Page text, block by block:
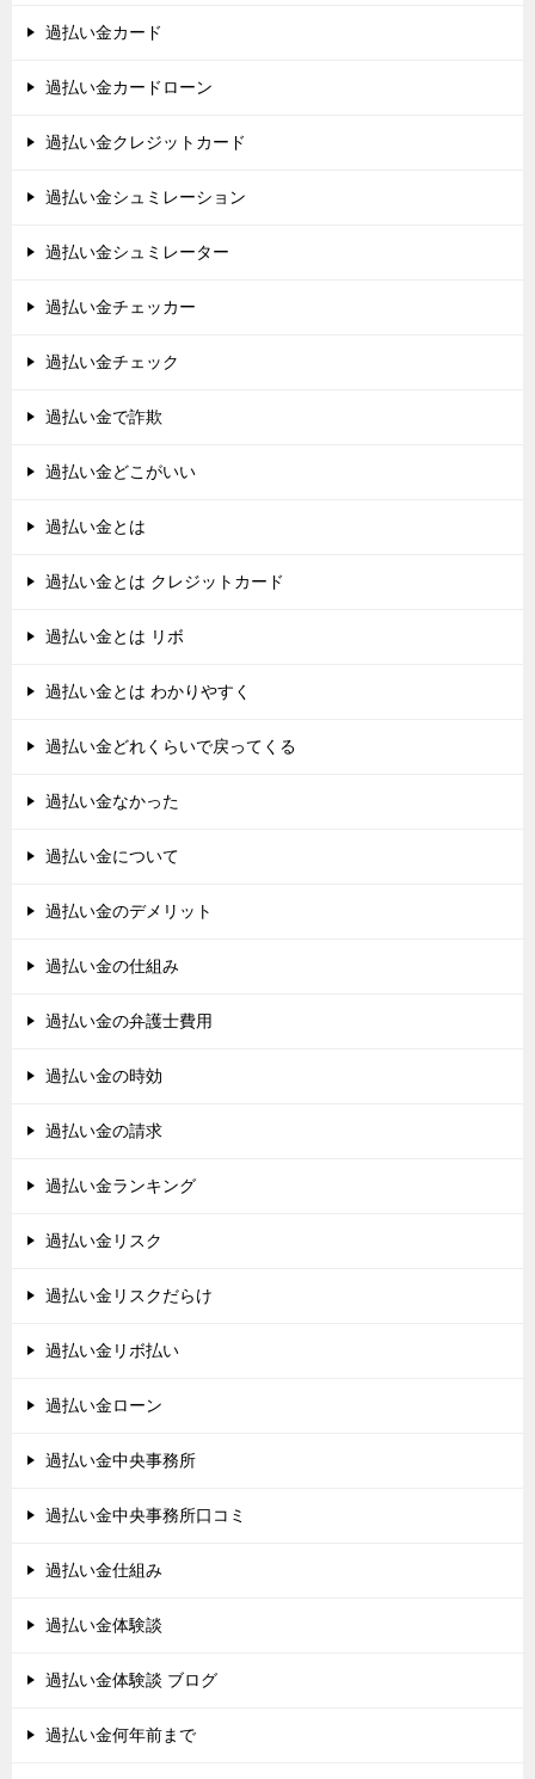
過払い金カード
過払い金カードローン
過払い金クレジットカード
過払い金シュミレーション
過払い金シュミレーター
過払い金チェッカー
過払い金チェック
過払い金で詐欺
過払い金どこがいい
過払い金とは
過払い金とは クレジットカード
過払い金とは リボ
過払い金とは わかりやすく
過払い金どれくらいで戻ってくる
過払い金なかった
過払い金について
過払い金のデメリット
過払い金の仕組み
過払い金の弁護士費用
過払い金の時効
過払い金の請求
過払い金ランキング
過払い金リスク
過払い金リスクだらけ
過払い金リボ払い
過払い金ローン
過払い金中央事務所
過払い金中央事務所口コミ
過払い金仕組み
過払い金体験談
過払い金体験談 ブログ
過払い金何年前まで